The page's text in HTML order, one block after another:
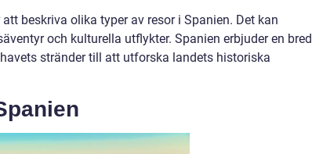
beskriva olika typer av resor i Spanien. Det kan
och kulturella utflykter. Spanien erbjuder en bred
stränder till att utforska landets historiska